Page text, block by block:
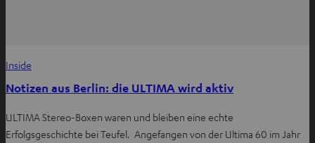
Inside
Notizen aus Berlin: die ULTIMA wird aktiv
ULTIMA Stereo-Boxen waren und bleiben eine echte
Erfolgsgeschichte bei Teufel. Angefangen von der Ultima 60 im Jahr